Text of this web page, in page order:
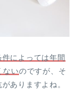
件によっては年間
ないのですが、そ
ありますよね。